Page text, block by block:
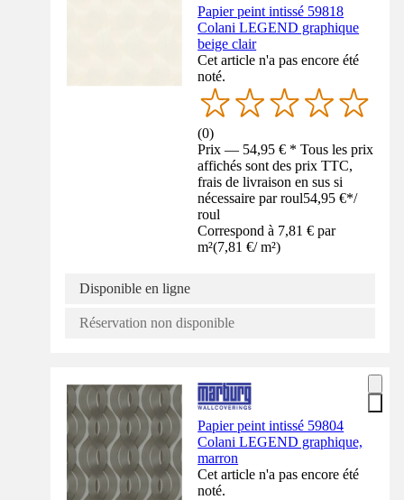
Papier peint intissé 59818
Colani LEGEND graphique
beige clair
Cet article n'a pas encore été
noté.
(0)
Prix — 54,95 € * Tous les prix
affichés sont des prix TTC,
frais de livraison en sus si
nécessaire par roul54,95 €*/
roul
Correspond à 7,81 € par
m²(7,81 €/ m²)
Disponible en ligne
Réservation non disponible
Papier peint intissé 59804
Colani LEGEND graphique,
marron
Cet article n'a pas encore été
noté.